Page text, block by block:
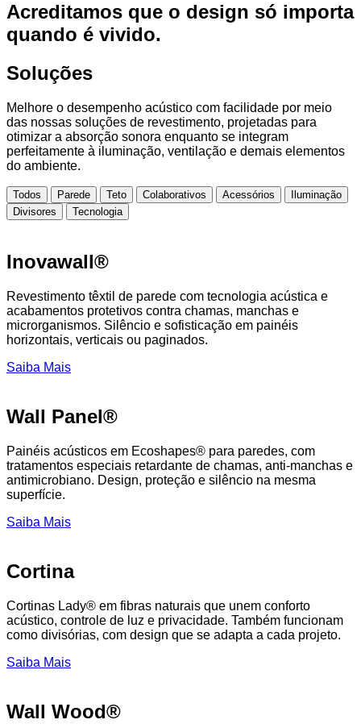
Acreditamos que o design só importa
quando é vivido.
Soluções
Melhore o desempenho acústico com facilidade por meio
das nossas soluções de revestimento, projetadas para
otimizar a absorção sonora enquanto se integram
perfeitamente à iluminação, ventilação e demais elementos
do ambiente.
Todos Parede Teto Colaborativos Acessórios
Iluminação
Divisores
Tecnologia
Inovawall®
Revestimento têxtil de parede com tecnologia acústica e
acabamentos protetivos contra chamas, manchas e
microrganismos. Silêncio e sofisticação em painéis
horizontais, verticais ou paginados.
Saiba Mais
Wall Panel®
Painéis acústicos em Ecoshapes® para paredes, com
tratamentos especiais retardante de chamas, anti-manchas e
antimicrobiano. Design, proteção e silêncio na mesma
superfície.
Saiba Mais
Cortina
Cortinas Lady® em fibras naturais que unem conforto
acústico, controle de luz e privacidade. Também funcionam
como divisórias, com design que se adapta a cada projeto.
Saiba Mais
Wall Wood®